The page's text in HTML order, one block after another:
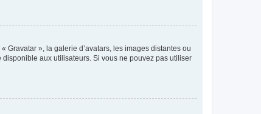
Gravatar », la galerie d’avatars, les images distantes ou
aux utilisateurs. Si vous ne pouvez pas utiliser